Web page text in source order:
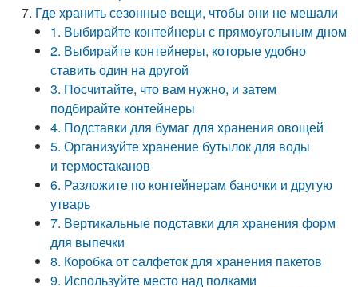
Где хранить сезонные вещи, чтобы они не мешали
1. Выбирайте контейнеры с прямоугольным дном
2. Выбирайте контейнеры, которые удобно
ставить один на другой
3. Посчитайте, что вам нужно, и затем
подбирайте контейнеры
4. Подставки для бумаг для хранения овощей
5. Организуйте хранение бутылок для воды
и термостаканов
6. Разложите по контейнерам баночки и другую
утварь
7. Вертикальные подставки для хранения форм
для выпечки
8. Коробка от салфеток для хранения пакетов
9. Используйте место над полками